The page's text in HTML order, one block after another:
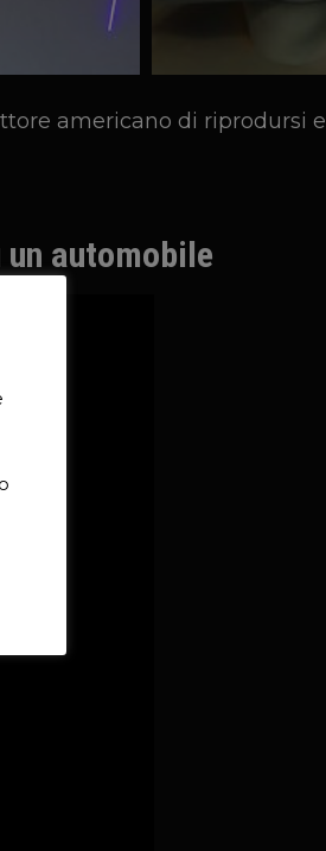
americano di riprodursi e
automobile